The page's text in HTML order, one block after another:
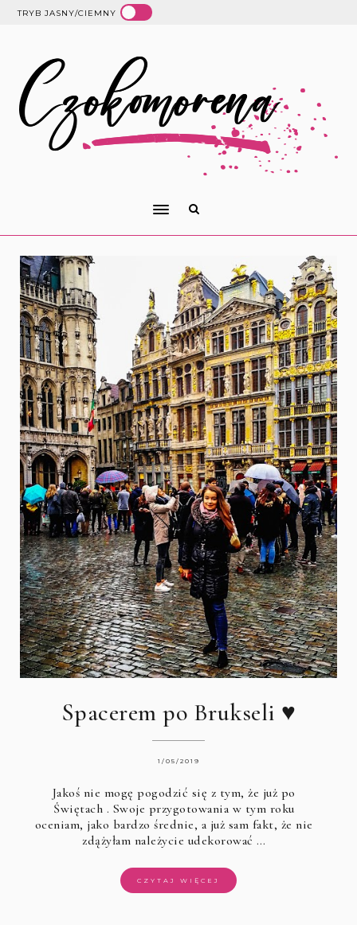
TRYB JASNY/CIEMNY
Spacerem po Brukseli ♥
1/05/2019
Jakoś nie mogę pogodzić się z tym, że już po
Świętach . Swoje przygotowania w tym roku
oceniam, jako bardzo średnie, a już sam fakt, że nie
zdążyłam należycie udekorować …
CZYTAJ WIĘCEJ